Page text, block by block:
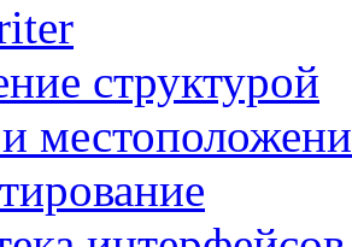
структурой